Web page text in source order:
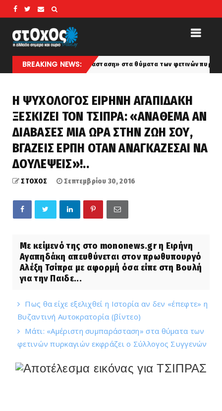
BREAKING NEWS:
συμπαράσταση» στα θύματα των φετινών πυρκαγιών εκφράζει
Η ΨΥΧΟΛΟΓΟΣ ΕΙΡΗΝΗ ΑΓΑΠΙΔΑΚΗ
ΞΕΣΚΙΖΕΙ ΤΟΝ ΤΣΙΠΡΑ: «ΑΝΑΘΕΜΑ ΑΝ
ΔΙΑΒΑΣΕΣ ΜΙΑ ΩΡΑ ΣΤΗΝ ΖΩΗ ΣΟΥ,
ΒΓΑΖΕΙΣ ΕΡΠΗ ΟΤΑΝ ΑΝΑΓΚΑΖΕΣΑΙ ΝΑ
ΔΟΥΛΕΨΕΙΣ»!..
ΣΤΟΧΟΣ Σεπτεμβρίου 30, 2016
Με κείμενό της στο mononews.gr η Ειρήνη
Αγαπηδάκη απευθύνεται στον πρωθυπουργό
Αλέξη Τσίπρα με αφορμή όσα είπε στη Βουλή
για την Παιδε...
Πως θα είχε εξελιχθεί η Ιστορία αν δεν «έπεφτε» η
Βυζαντινή Αυτοκρατορία (βίντεο)
Μάτι: «Αμέριστη συμπαράσταση» στα θύματα των
φετινών πυρκαγιών εκφράζει ο Σύλλογος Συγγενών